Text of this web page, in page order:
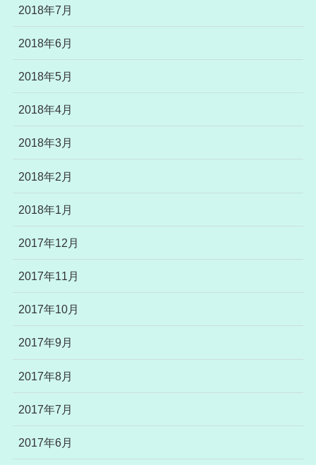
2018年7月
2018年6月
2018年5月
2018年4月
2018年3月
2018年2月
2018年1月
2017年12月
2017年11月
2017年10月
2017年9月
2017年8月
2017年7月
2017年6月